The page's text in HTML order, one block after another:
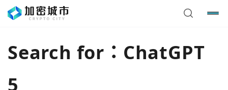
Search for： ChatGPT
5